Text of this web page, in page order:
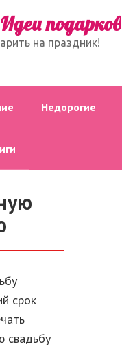
подарков
на праздник!
Недорогие
срок
свадьбу